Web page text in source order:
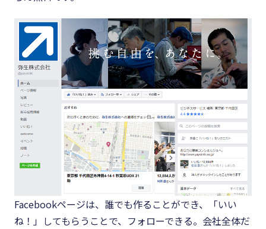
Facebookページは、誰でも作ることができ、「いい
ね！」してもらうことで、フォローできる。会社全体だ